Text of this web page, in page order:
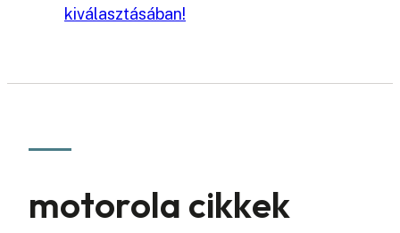
kiválasztásában!
motorola cikkek